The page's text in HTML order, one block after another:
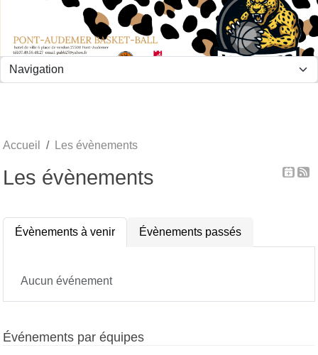
Accueil Les évènements
Les évènements
Évènements à venir Évènements passés
Aucun événement
Événements par équipes
Panneau de gestion des cookies